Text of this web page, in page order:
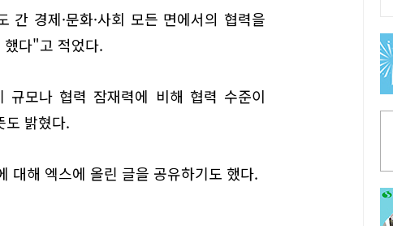
경제·문화·사회 모든 면에서의 협력을
했다"고 적었다.
규모나 협력 잠재력에 비해 협력 수준이
도 밝혔다.
대해 엑스에 올린 글을 공유하기도 했다.